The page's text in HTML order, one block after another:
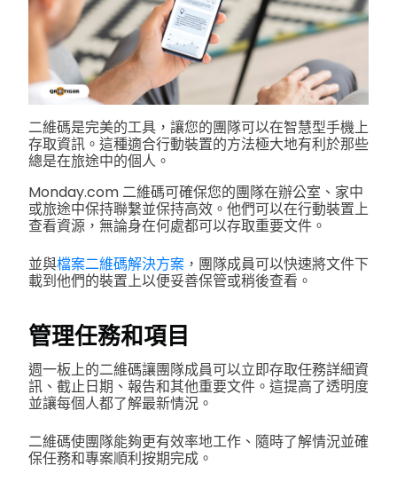
二維碼是完美的工具，讓您的團隊可以在智慧型手機上
存取資訊。這種適合行動裝置的方法極大地有利於那些
總是在旅途中的個人。
Monday.com 二維碼可確保您的團隊在辦公室、家中
或旅途中保持聯繫並保持高效。他們可以在行動裝置上
查看資源，無論身在何處都可以存取重要文件。
並與檔案二維碼解決方案 ，團隊成員可以快速將文件下
載到他們的裝置上以便妥善保管或稍後查看。
管理任務和項目
週一板上的二維碼讓團隊成員可以立即存取任務詳細資
訊、截止日期、報告和其他重要文件。這提高了透明度
並讓每個人都了解最新情況。
二維碼使團隊能夠更有效率地工作、隨時了解情況並確
保任務和專案順利按期完成。